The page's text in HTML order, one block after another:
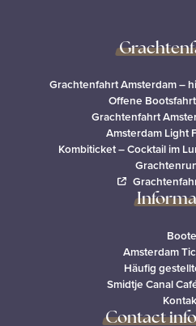
Grachtenfahrt Amsterdam –
Offene
Grachtenfahrt
Amsterdam Light
Kombiticket – Cocktail im
Boote
Amsterdam
Häufig
Smidtje Canal
Contact